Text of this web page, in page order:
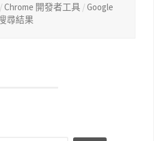
/Chrome 開發者工具 /Google
尋結果